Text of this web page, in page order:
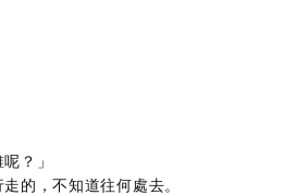
？」
的，不知道往何處去。